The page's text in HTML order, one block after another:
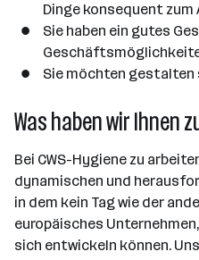
Dinge konsequent zum
Sie haben ein gutes
Sie möchten
Was haben wir Ihnen
Bei CWS-Hygiene zu
dynamischen und
in dem kein Tag wie der
europäisches
sich entwickeln können.